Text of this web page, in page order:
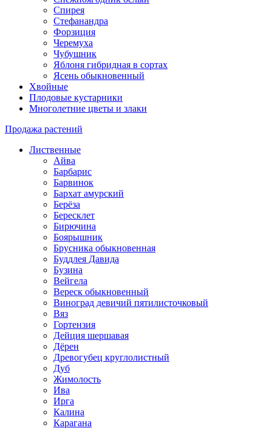
Спирея
Стефанандра
Форзиция
Черемуха
Чубушник
Яблоня гибридная в сортах
Ясень обыкновенный
Хвойные
Плодовые кустарники
Многолетние цветы и злаки
Продажа растений
Лиственные
Айва
Барбарис
Барвинок
Бархат амурский
Берёза
Бересклет
Бирючина
Боярышник
Брусника обыкновенная
Буддлея Давида
Бузина
Вейгела
Вереск обыкновенный
Виноград девичий пятилисточковый
Вяз
Гортензия
Дейция шершавая
Дёрен
Древогубец круглолистный
Дуб
Жимолость
Ива
Ирга
Калина
Карагана